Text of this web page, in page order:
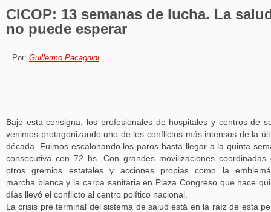
CICOP: 13 semanas de lucha. La
no puede esperar
Por: Guillermo Pacagnini
Bajo esta consigna, los profesionales de hospitales y centros de
venimos protagonizando uno de los conflictos más intensos de la
década. Fuimos escalonando los paros hasta llegar a la quinta
consecutiva con 72 hs. Con grandes movilizaciones coordinadas
otros gremios estatales y acciones propias como la
marcha blanca y la carpa sanitaria en Plaza Congreso que hace
días llevó el conflicto al centro político nacional.
La crisis pre terminal del sistema de salud está en la raíz de esta